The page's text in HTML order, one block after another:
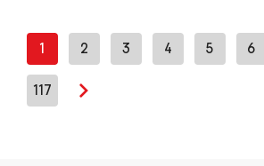
1 2 3 4 5 6
117